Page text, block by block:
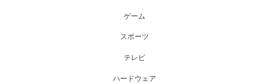
ゲーム
スポーツ
テレビ
ハードウェア